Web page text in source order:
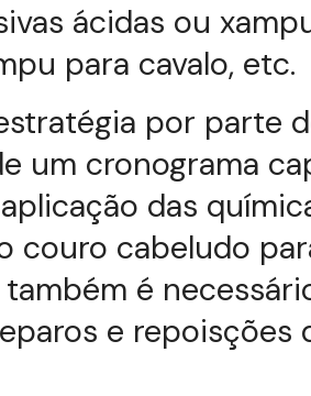
ácidas ou
para cavalo, etc.
por parte
um cronograma
das
couro cabeludo
é
e repoisções